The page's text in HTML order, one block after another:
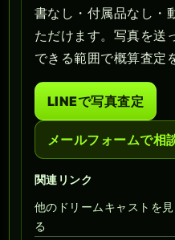
書なし・付属品なし・
ただけます。写真を送
できる範囲で概算査定
LINEで写真査定
メールフォームで相
関連リンク
他のドリームキャストを見
る